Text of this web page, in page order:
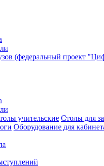
(федеральный проект
учительские Столы для
Оборудование для